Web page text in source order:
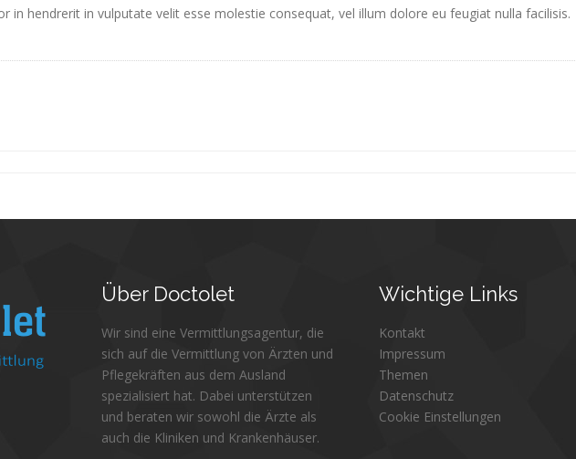
in hendrerit in vulputate velit esse molestie consequat, vel illum dolore eu feugiat nulla facilisis.
ÜberDoctolet
Wir sind eine Vermittlungsagentur, die
sich auf die Vermittlung von Ärzten und
Pflegekräften aus dem Ausland
spezialisiert hat. Dabei unterstützen
und beraten wir sowohl die Ärzte als
auch die Kliniken und Krankenhäuser.
Wichtige Links
Kontakt
Impressum
Themen
Datenschutz
Cookie Einstellungen